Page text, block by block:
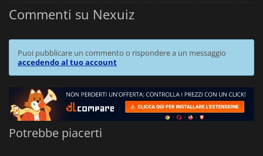
Commenti su Nexuiz
Puoi pubblicare un commento o rispondere a un messaggio
accedendo al tuo account
Potrebbe piacerti